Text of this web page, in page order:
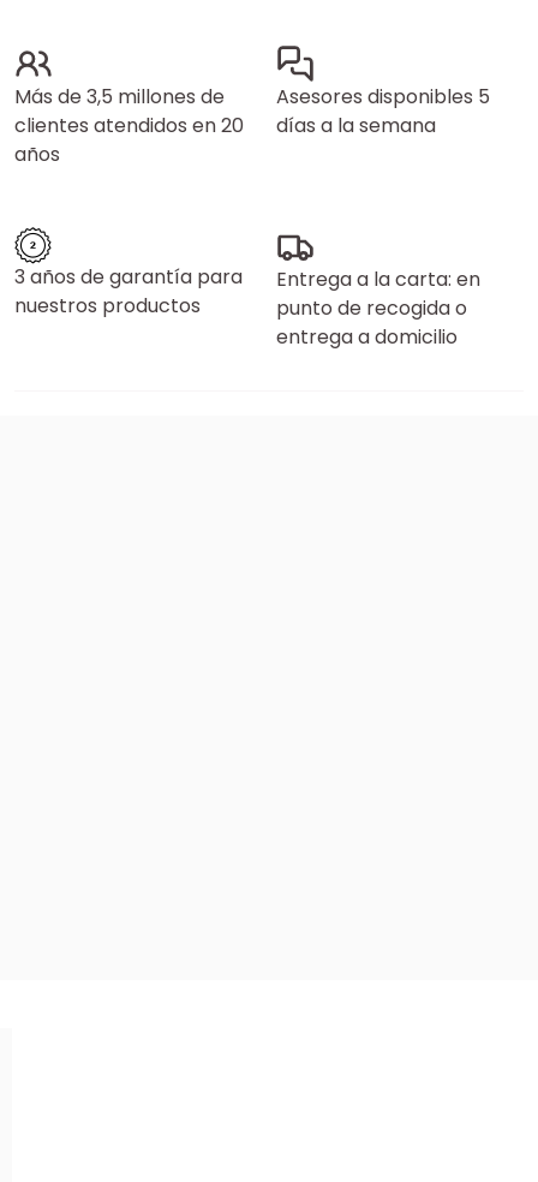
Más de 3,5 millones de
clientes atendidos en 20
años
Asesores disponibles 5
días a la semana
3 años de garantía para
nuestros productos
Entrega a la carta: en
punto de recogida o
entrega a domicilio